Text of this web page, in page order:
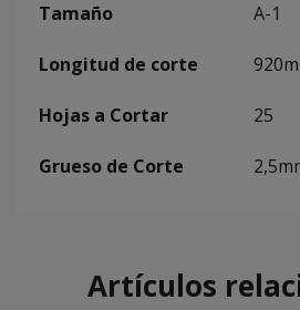
Tamaño A-1
Longitud de corte
Hojas a Cortar 25
Grueso de Corte
Artículos